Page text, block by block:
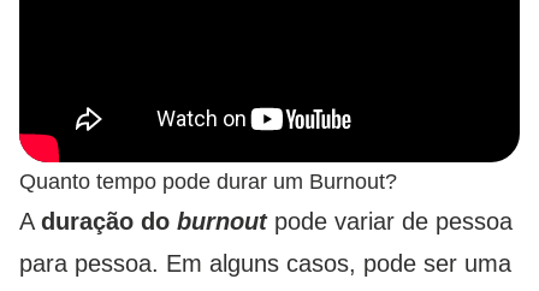
Quanto tempo pode durar um Burnout?
A duração do burnout pode variar de pessoa
para pessoa. Em alguns casos, pode ser uma